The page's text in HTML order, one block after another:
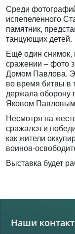
Среди
испепеленного
памятник,
танцующих детей.
Ещё один снимок,
сражении – фото
Домом Павлова.
во время битвы в
держала оборону
Яковом
Несмотря на
сражался и
как жители
воинов-
Выставка будет
Наши